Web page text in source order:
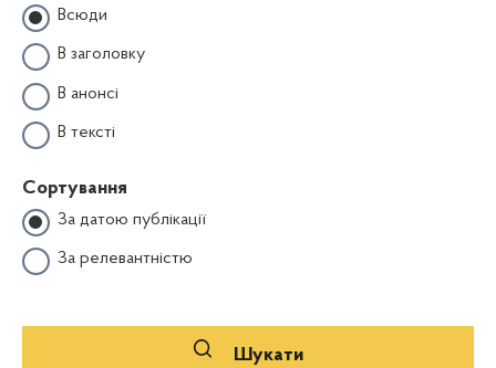
Всюди
В заголовку
В анонсі
В тексті
Сортування
За датою публікації
За релевантністю
Шукати